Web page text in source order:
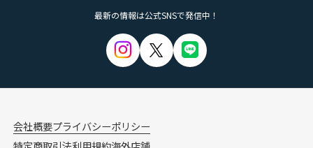
最新の情報は公式SNSで発信中！
会社概要プライバシーポリシー